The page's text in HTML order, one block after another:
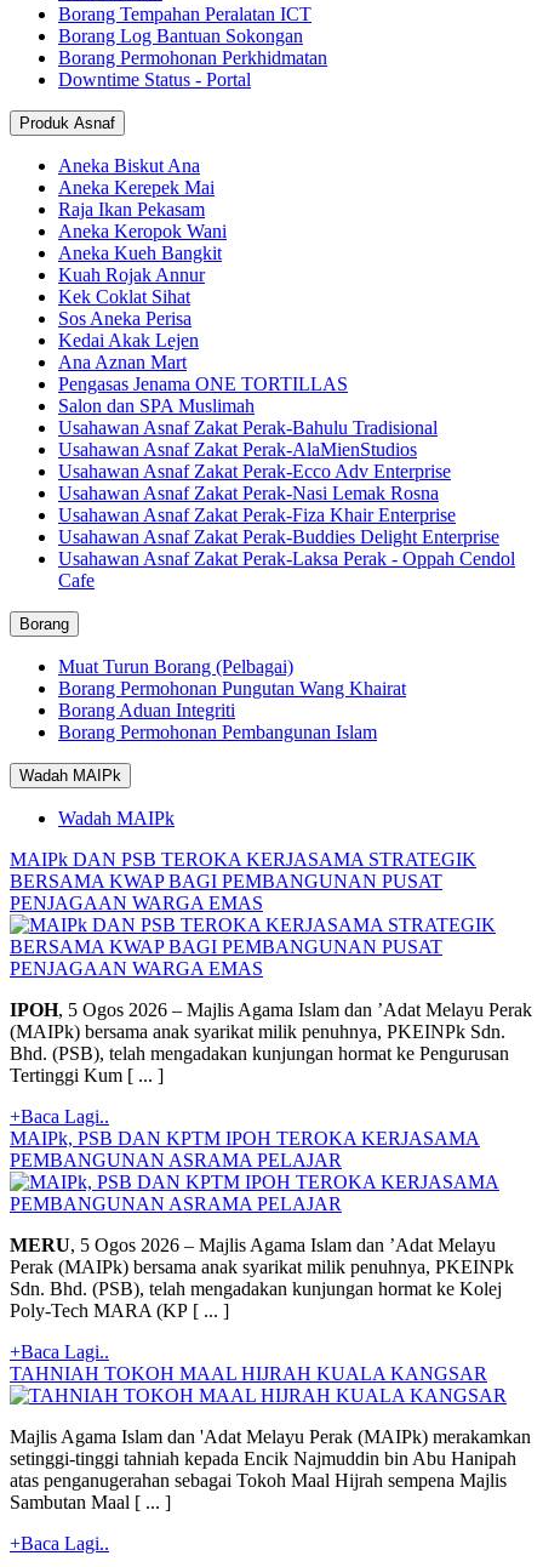
Borang Tempahan Peralatan ICT
Borang Log Bantuan Sokongan
Borang Permohonan Perkhidmatan
Downtime Status - Portal
Produk Asnaf
Aneka Biskut Ana
Aneka Kerepek Mai
Raja Ikan Pekasam
Aneka Keropok Wani
Aneka Kueh Bangkit
Kuah Rojak Annur
Kek Coklat Sihat
Sos Aneka Perisa
Kedai Akak Lejen
Ana Aznan Mart
Pengasas Jenama ONE TORTILLAS
Salon dan SPA Muslimah
Usahawan Asnaf Zakat Perak-Bahulu Tradisional
Usahawan Asnaf Zakat Perak-AlaMienStudios
Usahawan Asnaf Zakat Perak-Ecco Adv Enterprise
Usahawan Asnaf Zakat Perak-Nasi Lemak Rosna
Usahawan Asnaf Zakat Perak-Fiza Khair Enterprise
Usahawan Asnaf Zakat Perak-Buddies Delight Enterprise
Usahawan Asnaf Zakat Perak-Laksa Perak - Oppah Cendol
Cafe
Borang
Muat Turun Borang (Pelbagai)
Borang Permohonan Pungutan Wang Khairat
Borang Aduan Integriti
Borang Permohonan Pembangunan Islam
Wadah MAIPk
Wadah MAIPk
MAIPk DAN PSB TEROKA KERJASAMA STRATEGIK
BERSAMA KWAP BAGI PEMBANGUNAN PUSAT
PENJAGAAN WARGA EMAS
IPOH, 5 Ogos 2026 – Majlis Agama Islam dan ’Adat Melayu Perak
(MAIPk) bersama anak syarikat milik penuhnya, PKEINPk Sdn.
Bhd. (PSB), telah mengadakan kunjungan hormat ke Pengurusan
Tertinggi Kum [ ... ]
+Baca Lagi..
MAIPk, PSB DAN KPTM IPOH TEROKA KERJASAMA
PEMBANGUNAN ASRAMA PELAJAR
MERU, 5 Ogos 2026 – Majlis Agama Islam dan ’Adat Melayu
Perak (MAIPk) bersama anak syarikat milik penuhnya, PKEINPk
Sdn. Bhd. (PSB), telah mengadakan kunjungan hormat ke Kolej
Poly-Tech MARA (KP [ ... ]
+Baca Lagi..
TAHNIAH TOKOH MAAL HIJRAH KUALA KANGSAR
Majlis Agama Islam dan 'Adat Melayu Perak (MAIPk) merakamkan
setinggi-tinggi tahniah kepada Encik Najmuddin bin Abu Hanipah
atas penganugerahan sebagai Tokoh Maal Hijrah sempena Majlis
Sambutan Maal [ ... ]
+Baca Lagi..
Tawaran Tender / Sebutharga - Kenyataan Tawaran
TARIKH PEMBAYARAN BANTUAN BULANAN MAIPk